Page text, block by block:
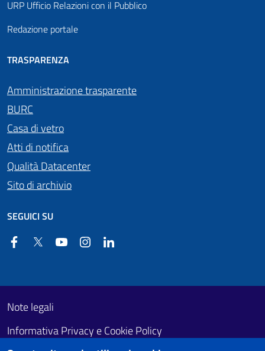
URP Ufficio Relazioni con il Pubblico
Redazione portale
TRASPARENZA
Amministrazione trasparente
BURC
Casa di vetro
Atti di notifica
Qualità Datacenter
Sito di archivio
SEGUICI SU
FacebookTwitter YouTube Instagram
Footer First
Useful links section
Note legali
Informativa Privacy e Cookie Policy